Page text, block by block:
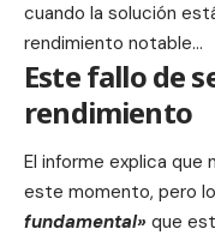
cuando la solución
rendimiento notable…
Este fallo de
rendimiento
El informe explica que
este momento, pero
fundamental» que